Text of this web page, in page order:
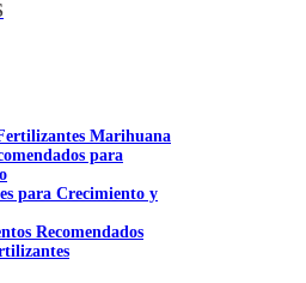
Marihuana
para
para Crecimiento y
Recomendados